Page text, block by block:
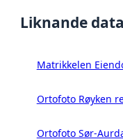
Liknande
Matrikkelen
Ortofoto Røyken
Ortofoto Sør-